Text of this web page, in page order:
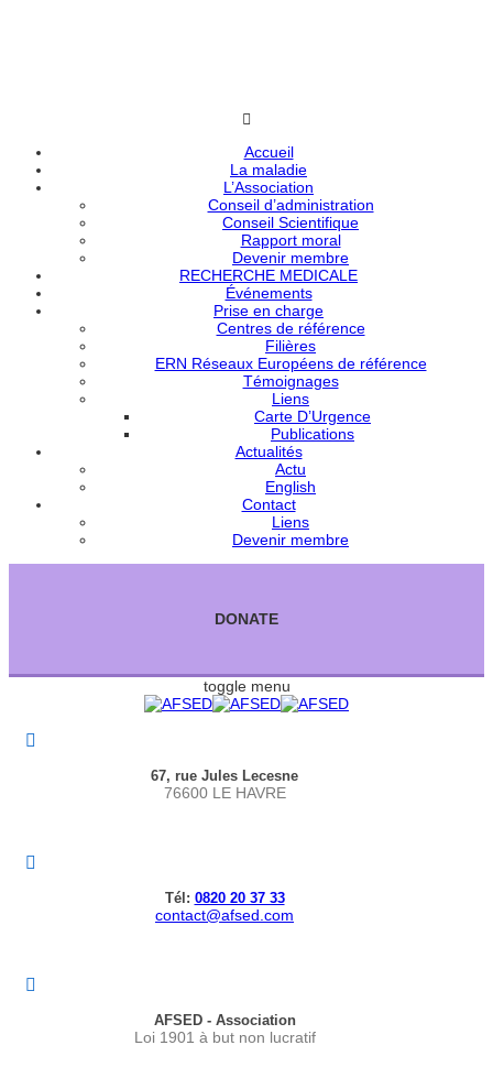
Accueil
La maladie
L’Association
Conseil d’administration
Conseil Scientifique
Rapport moral
Devenir membre
RECHERCHE MEDICALE
Événements
Prise en charge
Centres de référence
Filières
ERN Réseaux Européens de référence
Témoignages
Liens
Carte D’Urgence
Publications
Actualités
Actu
English
Contact
Liens
Devenir membre
DONATE
toggle menu
67, rue Jules Lecesne
76600 LE HAVRE
Tél: 0820 20 37 33
contact@afsed.com
AFSED - Association
Loi 1901 à but non lucratif